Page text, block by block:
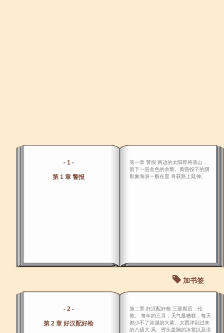
- 1 -
第 1 章 警报
第一章 警报 两边的太阳即将落山，
留下一道金色的余辉。黄昏投下的阴
影象海浪一般在里 奇获路上延伸。
加书签
- 2 -
第 2 章 好汉配好枪
第二章 好汉配好枪 三星期后，伦
敦。 每年的三月，天气最糟糕，每天
都少不了弥漫的大雾、大西洋刮过来
的八级大 风、劈头盖脑的冰雹以及没